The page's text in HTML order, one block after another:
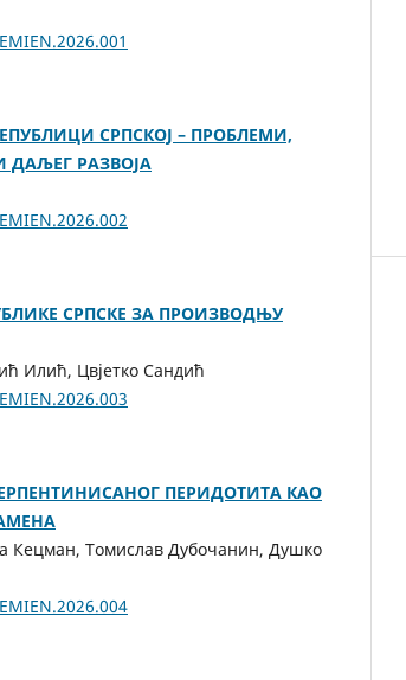
СРПСКОЈ – ПРОБЛЕМИ,
РАЗВОЈА
СРПСКЕ ЗА ПРОИЗВОДЊУ
Илић, Цвјетко Сандић
ПЕРИДОТИТА КАО
Кецман, Томислав Дубочанин, Душко